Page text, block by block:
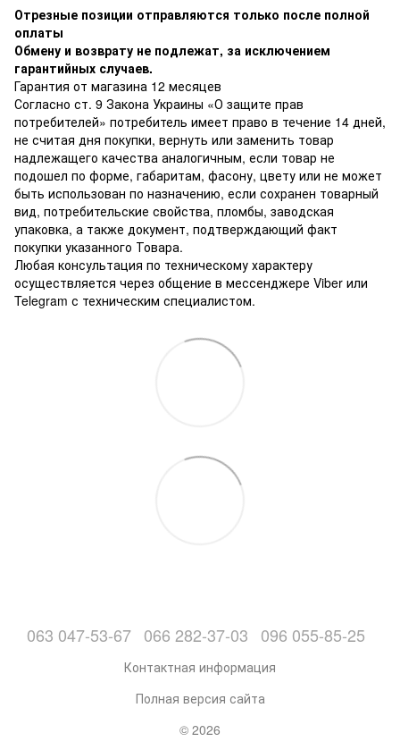
Отрезные позиции отправляются только после полной
оплаты
Обмену и возврату не подлежат, за исключением
гарантийных случаев.
Гарантия от магазина 12 месяцев
Согласно ст. 9 Закона Украины «О защите прав
потребителей» потребитель имеет право в течение 14 дней,
не считая дня покупки, вернуть или заменить товар
надлежащего качества аналогичным, если товар не
подошел по форме, габаритам, фасону, цвету или не может
быть использован по назначению, если сохранен товарный
вид, потребительские свойства, пломбы, заводская
упаковка, а также документ, подтверждающий факт
покупки указанного Товара.
Любая консультация по техническому характеру
осуществляется через общение в мессенджере Viber или
Telegram с техническим специалистом.
063 047-53-67 066 282-37-03 096 055-85-25
Контактная информация
Полная версия сайта
© 2026